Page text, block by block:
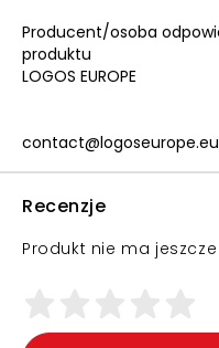
Producent/osoba
produktu
LOGOS EUROPE
contact@logoseurope.eu
Recenzje
Produkt nie ma